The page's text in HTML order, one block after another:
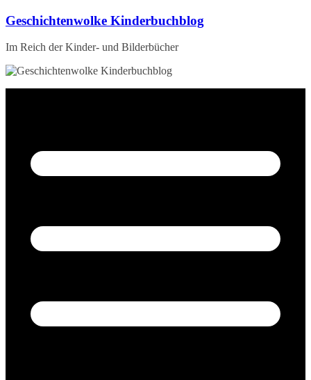
Zum
springen
Geschichtenwolke Kinderbuchblog
Im Reich der Kinder- und Bilderbücher